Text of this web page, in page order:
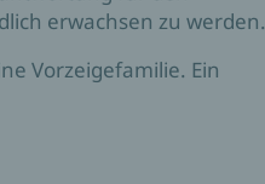
erwachsen zu werden.
Vorzeigefamilie. Ein
erwachsen, zeigen
Demenz schlittert,